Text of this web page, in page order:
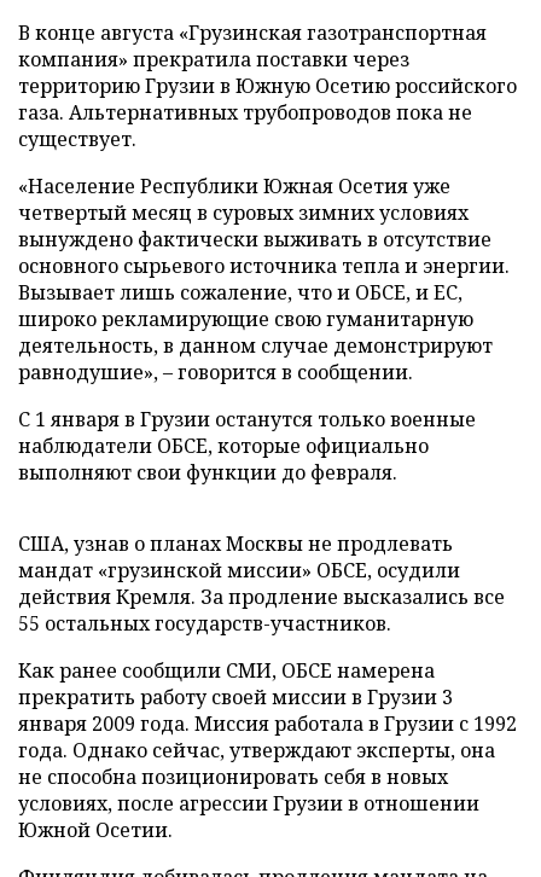
В конце августа «Грузинская газотранспортная
компания» прекратила поставки через
территорию Грузии в Южную Осетию российского
газа. Альтернативных трубопроводов пока не
существует.
«Население Республики Южная Осетия уже
четвертый месяц в суровых зимних условиях
вынуждено фактически выживать в отсутствие
основного сырьевого источника тепла и энергии.
Вызывает лишь сожаление, что и ОБСЕ, и ЕС,
широко рекламирующие свою гуманитарную
деятельность, в данном случае демонстрируют
равнодушие», – говорится в сообщении.
С 1 января в Грузии останутся только военные
наблюдатели ОБСЕ, которые официально
выполняют свои функции до февраля.
США, узнав о планах Москвы не продлевать
мандат «грузинской миссии» ОБСЕ, осудили
действия Кремля. За продление высказались все
55 остальных государств-участников.
Как ранее сообщили СМИ, ОБСЕ намерена
прекратить работу своей миссии в Грузии 3
января 2009 года. Миссия работала в Грузии с 1992
года. Однако сейчас, утверждают эксперты, она
не способна позиционировать себя в новых
условиях, после агрессии Грузии в отношении
Южной Осетии.